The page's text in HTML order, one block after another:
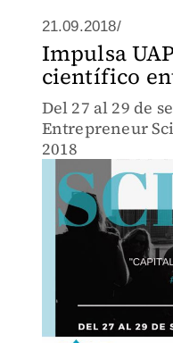
21.09.2018/
Impulsa
científico
Del 27 al 29 de
Entrepreneur
2018